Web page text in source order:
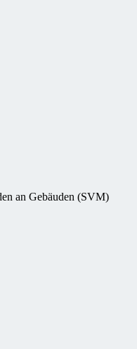
an Gebäuden (SVM)